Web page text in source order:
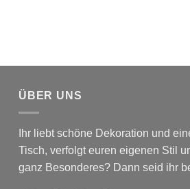
ÜBER UNS
Ihr liebt schöne Dekoration und
Tisch, verfolgt euren eigenen Stil
ganz Besonderes? Dann seid ihr